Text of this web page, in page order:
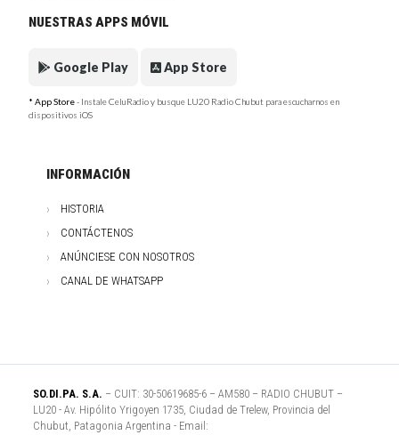
NUESTRAS APPS MÓVIL
Google Play App Store
* App Store- Instale CeluRadio y busque LU20 Radio Chubut para escucharnos en
dispositivos iOS
INFORMACIÓN
HISTORIA
CONTÁCTENOS
ANÚNCIESE CON NOSOTROS
CANAL DE WHATSAPP
SO.DI.PA. S.A. – CUIT: 30-50619685-6 – AM580 – RADIO CHUBUT –
LU20 - Av. Hipólito Yrigoyen 1735, Ciudad de Trelew, Provincia del
Chubut, Patagonia Argentina - Email: